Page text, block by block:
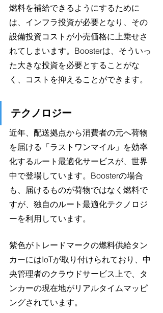
燃料を補給できるようにするために
は、インフラ投資が必要となり、その
設備投資コストが小売価格に上乗せさ
れてしまいます。Boosterは、そういっ
た大きな投資を必要とすることがな
く、コストを抑えることができます。
テクノロジー
近年、配送拠点から消費者の元へ荷物
を届ける「ラストワンマイル」を効率
化するルート最適化サービスが、世界
中で登場しています。Boosterの場合
も、届けるものが荷物ではなく燃料で
すが、独自のルート最適化テクノロジ
ーを利用しています。
紫色がトレードマークの燃料供給タン
カーにはIoTが取り付けられており、中
央管理者のクラウドサービス上で、タ
ンカーの現在地がリアルタイムマッピ
ングされています。